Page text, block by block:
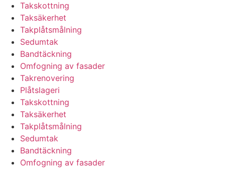
Takskottning
Taksäkerhet
Takplåtsmålning
Sedumtak
Bandtäckning
Omfogning av fasader
Takrenovering
Plåtslageri
Takskottning
Taksäkerhet
Takplåtsmålning
Sedumtak
Bandtäckning
Omfogning av fasader